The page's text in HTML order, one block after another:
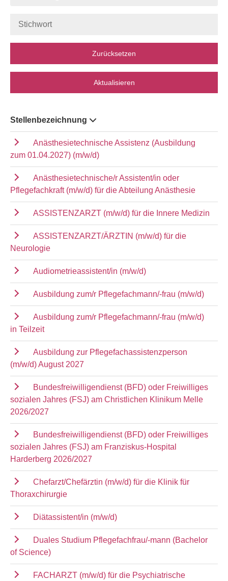
Zurücksetzen
Aktualisieren
Stellenbezeichnung
Anästhesietechnische Assistenz (Ausbildung
zum 01.04.2027) (m/w/d)
Anästhesietechnische/r Assistent/in oder
Pflegefachkraft (m/w/d) für die Abteilung Anästhesie
ASSISTENZARZT (m/w/d) für die Innere Medizin
ASSISTENZARZT/ÄRZTIN (m/w/d) für die
Neurologie
Audiometrieassistent/in (m/w/d)
Ausbildung zum/r Pflegefachmann/-frau (m/w/d)
Ausbildung zum/r Pflegefachmann/-frau (m/w/d)
in Teilzeit
Ausbildung zur Pflegefachassistenzperson
(m/w/d) August 2027
Bundesfreiwilligendienst (BFD) oder Freiwilliges
sozialen Jahres (FSJ) am Christlichen Klinikum Melle
2026/2027
Bundesfreiwilligendienst (BFD) oder Freiwilliges
sozialen Jahres (FSJ) am Franziskus-Hospital
Harderberg 2026/2027
Chefarzt/Chefärztin (m/w/d) für die Klinik für
Thoraxchirurgie
Diätassistent/in (m/w/d)
Duales Studium Pflegefachfrau/-mann (Bachelor
of Science)
FACHARZT (m/w/d) für die Psychiatrische